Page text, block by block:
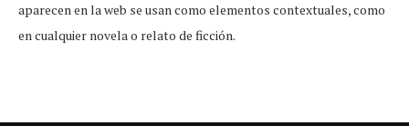
aparecen en la web se usan como elementos contextuales, como
en cualquier novela o relato de ficción.